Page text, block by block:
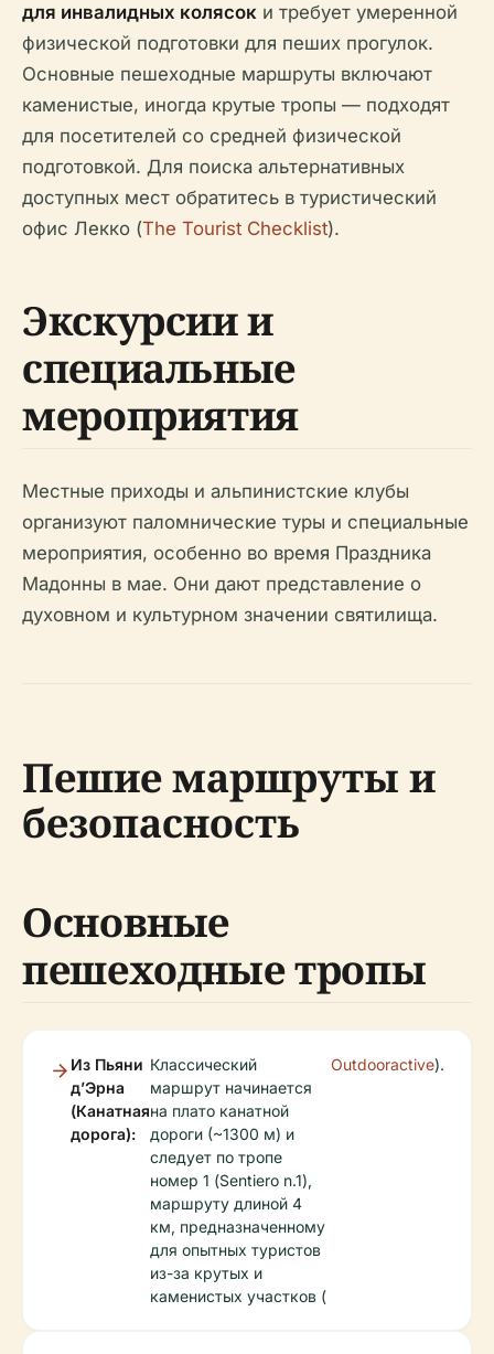
для инвалидных колясок и требует умеренной
физической подготовки для пеших прогулок.
Основные пешеходные маршруты включают
каменистые, иногда крутые тропы — подходят
для посетителей со средней физической
подготовкой. Для поиска альтернативных
доступных мест обратитесь в туристический
офис Лекко (The Tourist Checklist).
Экскурсии и
специальные
мероприятия
Местные приходы и альпинистские клубы
организуют паломнические туры и специальные
мероприятия, особенно во время Праздника
Мадонны в мае. Они дают представление о
духовном и культурном значении святилища.
Пешие маршруты и
безопасность
Основные
пешеходные тропы
Из Пьяни
д’Эрна
(Канатная
дорога):
Классический
маршрут начинается
на плато канатной
дороги (~1300 м) и
следует по тропе
номер 1 (Sentiero n.1),
маршруту длиной 4
км, предназначенному
для опытных туристов
из-за крутых и
каменистых участков (
Outdooractive).